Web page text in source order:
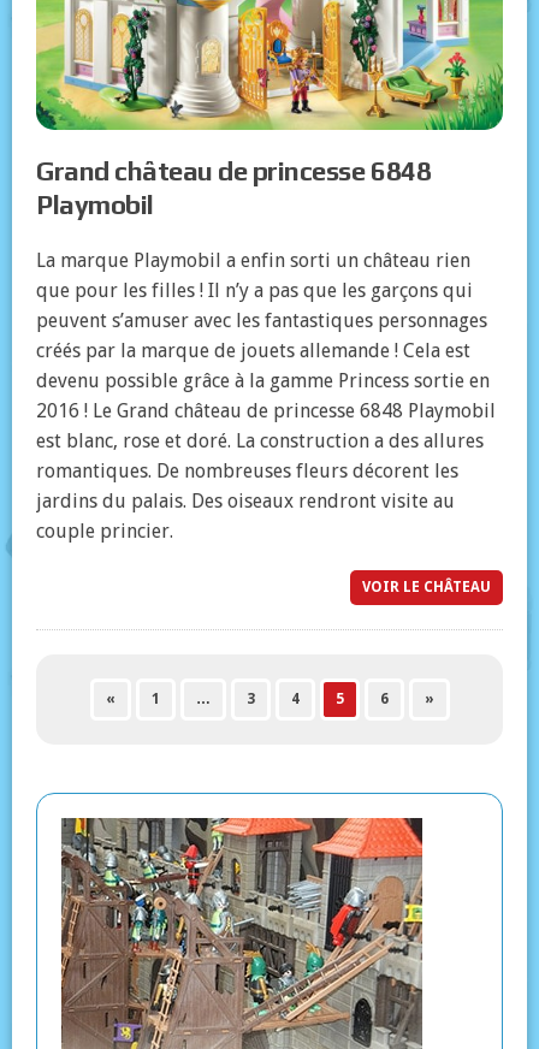
Grand château de princesse 6848
Playmobil
La marque Playmobil a enfin sorti un château rien
que pour les filles ! Il n’y a pas que les garçons qui
peuvent s’amuser avec les fantastiques personnages
créés par la marque de jouets allemande ! Cela est
devenu possible grâce à la gamme Princess sortie en
2016 ! Le Grand château de princesse 6848 Playmobil
est blanc, rose et doré. La construction a des allures
romantiques. De nombreuses fleurs décorent les
jardins du palais. Des oiseaux rendront visite au
couple princier.
VOIR LE CHÂTEAU
« 1 … 3 4 5 6 »